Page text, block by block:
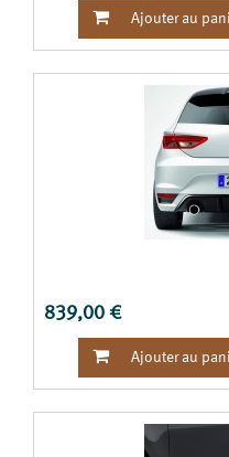
 Ajouter au
839,00 €
 Ajouter au